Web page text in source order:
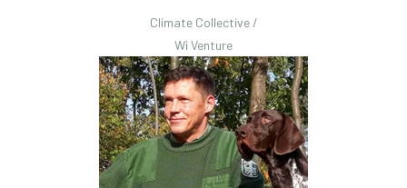
Climate Collective /
Wi Venture